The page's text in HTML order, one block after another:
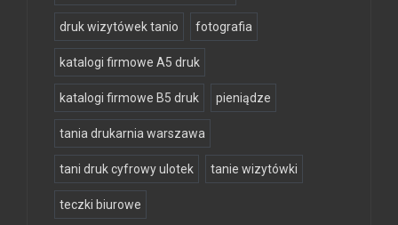
druk wizytówek tanio fotografia
katalogi firmowe A5 druk
katalogi firmowe B5 druk pieniądze
tania drukarnia warszawa
tani druk cyfrowy ulotek tanie wizytówki
teczki biurowe